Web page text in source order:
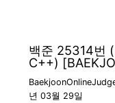
백준 25314번
C++)
년 03월 29일